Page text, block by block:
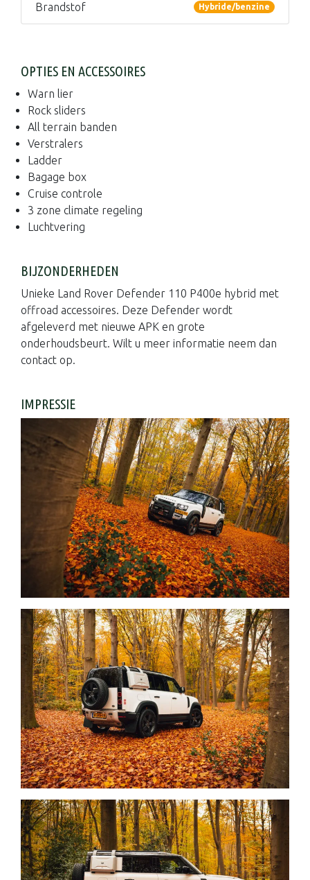
Brandstof Hybride/benzine
OPTIES EN ACCESSOIRES
Warn lier
Rock sliders
All terrain banden
Verstralers
Ladder
Bagage box
Cruise controle
3 zone climate regeling
Luchtvering
BIJZONDERHEDEN
Unieke Land Rover Defender 110 P400e hybrid met
offroad accessoires. Deze Defender wordt
afgeleverd met nieuwe APK en grote
onderhoudsbeurt. Wilt u meer informatie neem dan
contact op.
IMPRESSIE